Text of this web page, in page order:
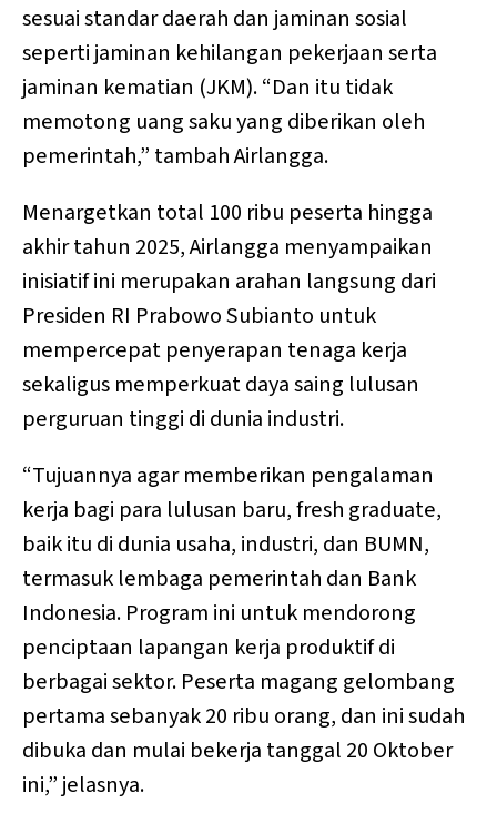
sesuai standar daerah dan jaminan sosial
seperti jaminan kehilangan pekerjaan serta
jaminan kematian (JKM). “Dan itu tidak
memotong uang saku yang diberikan oleh
pemerintah,” tambah Airlangga.
Menargetkan total 100 ribu peserta hingga
akhir tahun 2025, Airlangga menyampaikan
inisiatif ini merupakan arahan langsung dari
Presiden RI Prabowo Subianto untuk
mempercepat penyerapan tenaga kerja
sekaligus memperkuat daya saing lulusan
perguruan tinggi di dunia industri.
“Tujuannya agar memberikan pengalaman
kerja bagi para lulusan baru, fresh graduate,
baik itu di dunia usaha, industri, dan BUMN,
termasuk lembaga pemerintah dan Bank
Indonesia. Program ini untuk mendorong
penciptaan lapangan kerja produktif di
berbagai sektor. Peserta magang gelombang
pertama sebanyak 20 ribu orang, dan ini sudah
dibuka dan mulai bekerja tanggal 20 Oktober
ini,” jelasnya.